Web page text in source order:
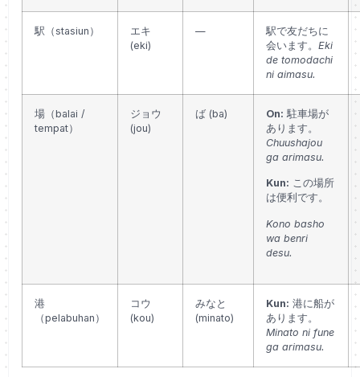
駅（stasiun）
エキ
(eki)
—
駅で友だちに
会います。 Eki
de tomodachi
ni aimasu.
場（balai /
tempat）
ジョウ
(jou)
ば (ba) On: 駐車場が
あります。
Chuushajou
ga arimasu.
Kun: この場所
は便利です。
Kono basho
wa benri
desu.
港
（pelabuhan）
コウ
(kou)
みなと
(minato)
Kun: 港に船が
あります。
Minato ni fune
ga arimasu.